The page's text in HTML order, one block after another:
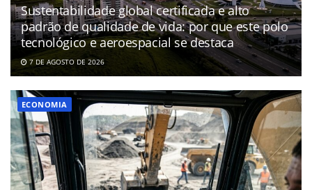
Sustentabilidade global certificada e alto
padrão de qualidade de vida: por que este polo
tecnológico e aeroespacial se destaca
7 DE AGOSTO DE 2026
ECONOMIA